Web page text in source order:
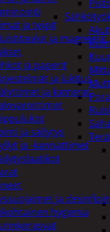
ja teipit
ja magneetit
ja paperit
ja lukitus
ja kamerat
ja säilytys
ja -kannattimet
ja
hygienia